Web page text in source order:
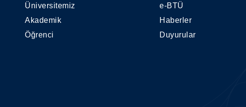
Üniversitemiz
Akademik
Öğrenci
e-BTÜ
Haberler
Duyurular